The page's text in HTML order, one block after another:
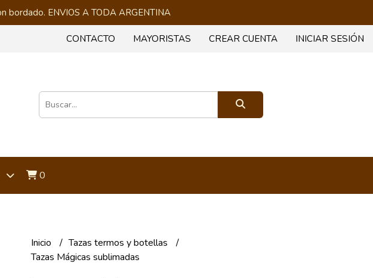
bordado. ENVIOS A TODA ARGENTINA
CONTACTO MAYORISTAS CREAR CUENTA INICIAR SESIÓN
0
Inicio
Tazas termos y botellas
Tazas Mágicas sublimadas